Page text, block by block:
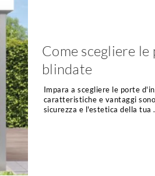
Come scegliere
blindate
Impara a scegliere le porte
caratteristiche e vantaggi
sicurezza e l'estetica della tua